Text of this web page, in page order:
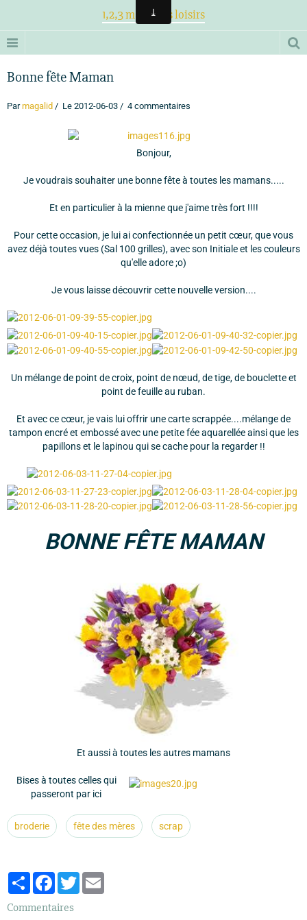
1,2,3 magiques loisirs
Bonne fête Maman
Parmagalid Le 2012-06-03 4 commentaires
Bonjour,
Je voudrais souhaiter une bonne fête à toutes les mamans.....
Et en particulier à la mienne que j'aime très fort !!!!
Pour cette occasion, je lui ai confectionnée un petit cœur, que vous
avez déjà toutes vues (Sal 100 grilles), avec son Initiale et les couleurs
qu'elle adore ;o)
Je vous laisse découvrir cette nouvelle version....
Un mélange de point de croix, point de nœud, de tige, de bouclette et
point de feuille au ruban.
Et avec ce cœur, je vais lui offrir une carte scrappée....mélange de
tampon encré et embossé avec une petite fée aquarellée ainsi que les
papillons et le lapinou qui se cache pour la regarder !!
BONNE FÊTE MAMAN
Et aussi à toutes les autres mamans
Bises à toutes celles qui
passeront par ici
broderie fête des mères scrap
PartagerFacebook
Twitter
Commentaires